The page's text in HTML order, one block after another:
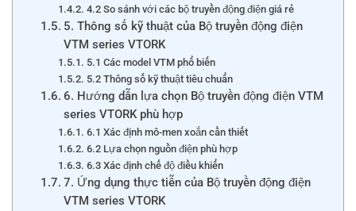
4.2 So sánh với các bộ truyền động điện giá rẻ
5. Thông số kỹ thuật của Bộ truyền động điện
VTM series VTORK
5.1 Các model VTM phổ biến
5.2 Thông số kỹ thuật tiêu chuẩn
6. Hướng dẫn lựa chọn Bộ truyền động điện VTM
series VTORK phù hợp
6.1 Xác định mô-men xoắn cần thiết
6.2 Lựa chọn nguồn điện phù hợp
6.3 Xác định chế độ điều khiển
7. Ứng dụng thực tiễn của Bộ truyền động điện
VTM series VTORK